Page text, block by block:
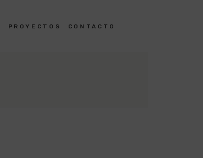
PROYECTOS CONTACTO